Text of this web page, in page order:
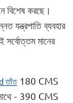
বিশেষ করছে।
যন্ত্রপাতি ব্যবহার
মানের
তাঁত180 CMS
- 390 CMS